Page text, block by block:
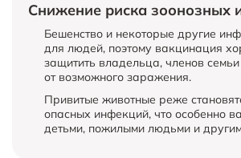
Снижение риска зоонозных
Бешенство и некоторые другие
для людей, поэтому вакцинация
защитить владельца, членов
от возможного заражения.
Привитые животные реже
опасных инфекций, что особенно
детьми, пожилыми людьми и